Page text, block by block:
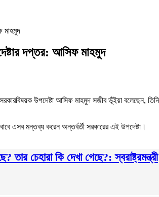
মাহমুদ
দপ্তর: আসিফ মাহমুদ
উপদেষ্টা আসিফ মাহমুদ সজীব ভূঁইয়া বলেছেন,
এসব মন্তব্য করেন অন্তর্বর্তী সরকারের এই উপদেষ্টা।
তার চেহারা কি দেখা গেছে?: স্বরাষ্ট্রমন্ত্রী